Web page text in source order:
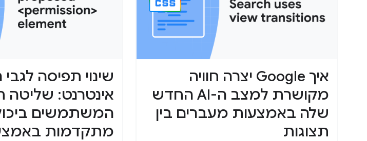
איך Google יצרה חוויה
מקושרת למצב ה-AI החדש
שלה באמצעות מעברים בין
תצוגות
שינוי תפיסה
אינטרנט:
המשתמשים
מתקדמות